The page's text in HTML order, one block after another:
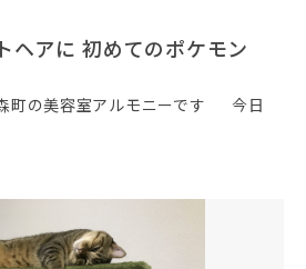
ヘアに 初めてのポケモン
町の美容室アルモニーです 今日